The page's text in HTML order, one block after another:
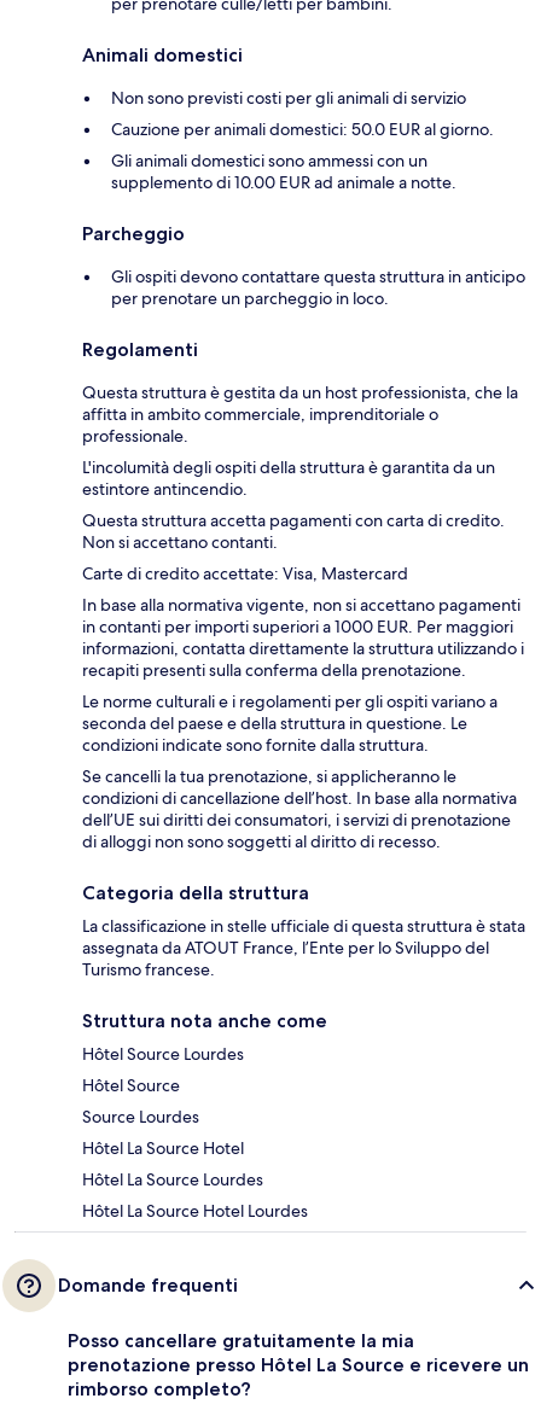
Animali domestici
Non sono previsti costi per gli animali di servizio
Cauzione per animali domestici: 50.0 EUR al giorno.
Gli animali domestici sono ammessi con un
supplemento di 10.00 EUR ad animale a notte.
Parcheggio
Gli ospiti devono contattare questa struttura in anticipo
per prenotare un parcheggio in loco.
Regolamenti
Questa struttura è gestita da un host professionista, che la
affitta in ambito commerciale, imprenditoriale o
professionale.
L'incolumità degli ospiti della struttura è garantita da un
estintore antincendio.
Questa struttura accetta pagamenti con carta di credito.
Non si accettano contanti.
Carte di credito accettate: Visa, Mastercard
In base alla normativa vigente, non si accettano pagamenti
in contanti per importi superiori a 1000 EUR. Per maggiori
informazioni, contatta direttamente la struttura utilizzando i
recapiti presenti sulla conferma della prenotazione.
Le norme culturali e i regolamenti per gli ospiti variano a
seconda del paese e della struttura in questione. Le
condizioni indicate sono fornite dalla struttura.
Se cancelli la tua prenotazione, si applicheranno le
condizioni di cancellazione dell’host. In base alla normativa
dell’UE sui diritti dei consumatori, i servizi di prenotazione
di alloggi non sono soggetti al diritto di recesso.
Categoria della struttura
La classificazione in stelle ufficiale di questa struttura è stata
assegnata da ATOUT France, l’Ente per lo Sviluppo del
Turismo francese.
Struttura nota anche come
Hôtel Source Lourdes
Hôtel Source
Source Lourdes
Hôtel La Source Hotel
Hôtel La Source Lourdes
Hôtel La Source Hotel Lourdes
Domande frequenti
Posso cancellare gratuitamente la mia
prenotazione presso Hôtel La Source e ricevere un
rimborso completo?